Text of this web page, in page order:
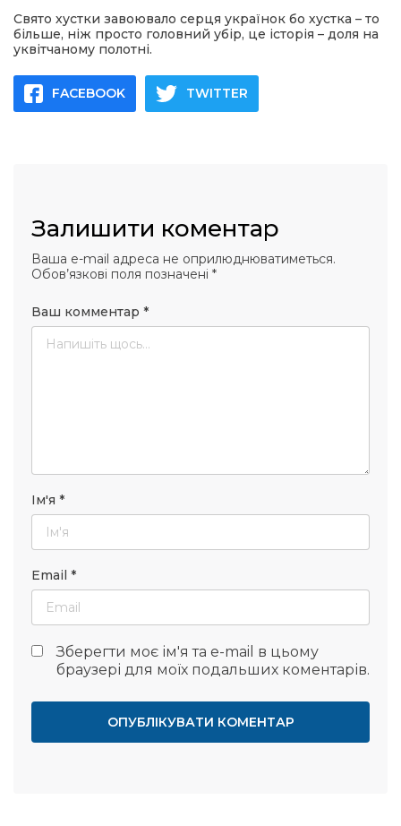
Свято хустки завоювало серця українок бо хустка – то
більше, ніж просто головний убір, це історія – доля на
уквітчаному полотні.
FACEBOOK TWITTER
Залишити коментар
Ваша e-mail адреса не оприлюднюватиметься.
Обов’язкові поля позначені *
Ваш комментар *
Ім'я *
Email *
Зберегти моє ім'я та e-mail в цьому
браузері для моїх подальших коментарів.